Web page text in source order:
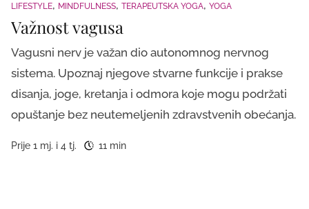
LIFESTYLE MINDFULNESS TERAPEUTSKA YOGA YOGA
Važnost vagusa
Vagusni nerv je važan dio autonomnog nervnog
sistema. Upoznaj njegove stvarne funkcije i prakse
disanja, joge, kretanja i odmora koje mogu podržati
opuštanje bez neutemeljenih zdravstvenih obećanja.
Prije 1 mj. i 4 tj. 11 min